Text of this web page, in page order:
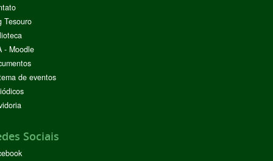
Tesouro
- Moodle
de eventos
Sociais